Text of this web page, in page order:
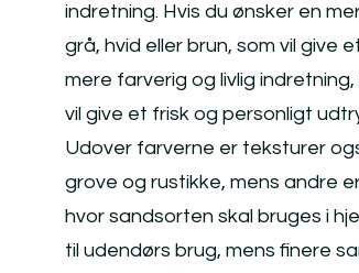
indretning. Hvis du ønsker en
grå, hvid eller brun, som vil give
mere farverig og livlig
vil give et frisk og personligt
Udover farverne er teksturer
grove og rustikke, mens andre
hvor sandsorten skal bruges i
til udendørs brug, mens finere